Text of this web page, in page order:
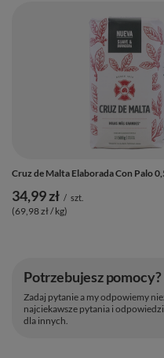
Cruz de Malta Elaborada Con Palo
34,99 zł / szt.
(69,98 zł / kg)
Potrzebujesz
Zadaj pytanie a my odpowiemy
najciekawsze pytania i
dla innych.